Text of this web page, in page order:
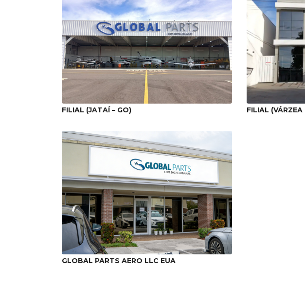
FILIAL (JATAÍ – GO) FILIAL
GLOBAL PARTS AERO LLC EUA